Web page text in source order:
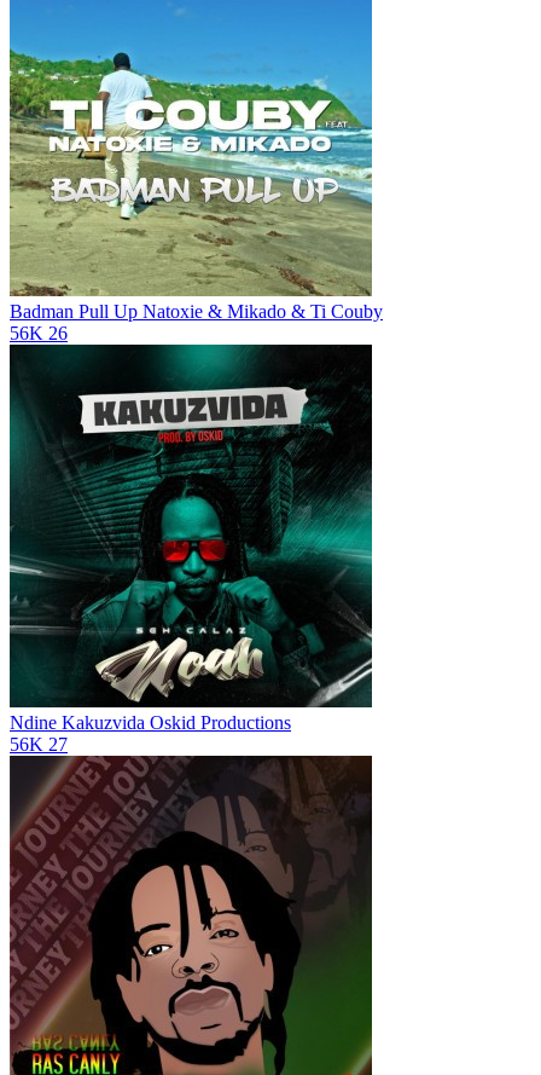
Badman Pull Up Natoxie & Mikado & Ti Couby
56K 26
Ndine Kakuzvida Oskid Productions
56K 27